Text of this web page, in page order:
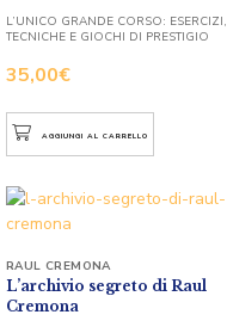
35,00€
L’UNICO GRANDE CORSO: ESERCIZI,
TECNICHE E GIOCHI DI PRESTIGIO
AGGIUNGI AL CARRELLO
L’archivio segreto di Raul
Cremona
RAUL CREMONA